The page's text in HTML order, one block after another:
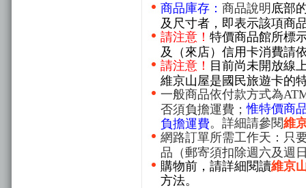
商品庫存： 商品說明 底部
及尺寸者，即表示該項商
請注意！ 特價商品館所標
及（來店）信用卡消費請
請注意！ 目前尚未開放線
維京山屋是國民旅遊卡的
一般商品依付款方式為
否須負擔運費；惟特價商
負擔運費。詳細請參閱維
網路訂單所需工作天：只
品（郵寄須扣除週六及週
購物前，請詳細閱讀維京
方法。